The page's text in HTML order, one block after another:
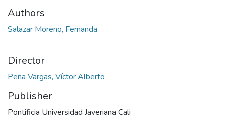
Authors
Salazar Moreno, Fernanda
Director
Peña Vargas, Víctor Alberto
Publisher
Pontificia Universidad Javeriana Cali